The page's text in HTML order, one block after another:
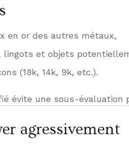
en or des autres métaux,
lingots et objets
(18k, 14k, 9k, etc.).
évite une sous-évaluation
agressivement